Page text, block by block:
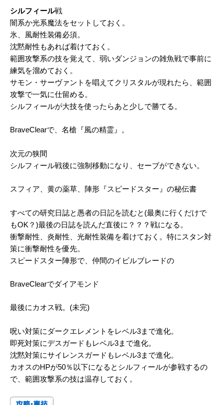
シルフィール戦
闇系か光系魔法をセットしておく。
氷、風耐性装備必須。
沈黙耐性もあれば着けておく。
範囲攻撃系の技を覚えて、弱いダンジョンの雑魚戦で事前に
練気を溜めておく。
サモン・サーヴァントを唱えてクリスタルが現れたら、範囲
攻撃で一気に仕留める。
シルフィールが大技を使ったらあと少しで勝てる。
BraveClearで、名槍『風の精霊』。
次元の狭間
シルフィール戦後に強制移動になり、セーブができない。
スフィア、黄の薬草、陣形『スピードスター』の秘伝書
すべての研究日誌と愚者の日記を読むと(最奥に行くだけで
もOK？)最後の日誌を読んだ直後に？？？戦になる。
衝撃耐性、炎耐性、光耐性装備を着けておく。特にスタン対
策に衝撃耐性を優先。
スピードスター陣形で、仲間のイビルブレードの
BraveClearでダイアモンド
最後にカオス戦。(未完)
呪い対策にダークエレメントをレベル3まで進化。
即死対策にデスガードもレベル3まで進化。
沈黙対策にサイレンスガードもレベル3まで進化。
カオスのHPが50％以下になるとシルフィールが参戦するの
で、範囲攻撃系の技は温存しておく。